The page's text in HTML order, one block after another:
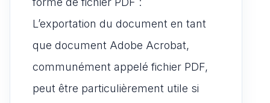
L’exportation du document en tant
que document Adobe Acrobat,
communément appelé fichier PDF,
peut être particulièrement utile si